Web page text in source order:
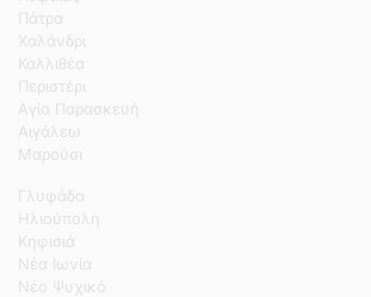
Πάτρα
Χαλάνδρι
Καλλιθέα
Περιστέρι
Αγία Παρασκευή
Αιγάλεω
Μαρούσι
Γλυφάδα
Ηλιούπολη
Κηφισιά
Νέα Ιωνία
Νέο Ψυχικό